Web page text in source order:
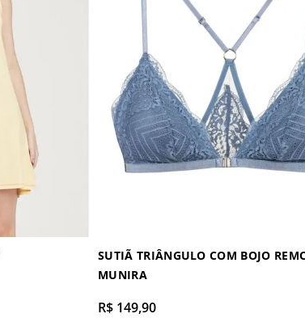
SUTIÃ TRIÂNGULO COM BOJO
MUNIRA
R$ 149,90